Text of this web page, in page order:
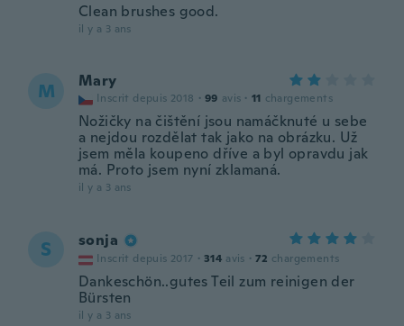
Clean brushes good.
il y a 3 ans
M Mary
Inscrit depuis 2018 · 99 avis · 11 chargements
Nožičky na čištění jsou namáčknuté u sebe
a nejdou rozdělat tak jako na obrázku. Už
jsem měla koupeno dříve a byl opravdu jak
má. Proto jsem nyní zklamaná.
il y a 3 ans
S sonja
Inscrit depuis 2017 · 314 avis · 72 chargements
Dankeschön..gutes Teil zum reinigen der
Bürsten
il y a 3 ans